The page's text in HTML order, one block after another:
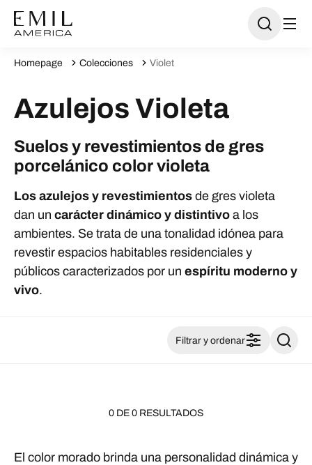
Homepage Colecciones Violet
Azulejos Violeta
Suelos y revestimientos de gres
porcelánico color violeta
Los azulejos y revestimientos de gres violeta
dan un carácter dinámico y distintivo a los
ambientes. Se trata de una tonalidad idónea para
revestir espacios habitables residenciales y
públicos caracterizados por un espíritu moderno y
vivo.
Filtrar y ordenar
0 DE 0 RESULTADOS
El color morado brinda una personalidad dinámica y